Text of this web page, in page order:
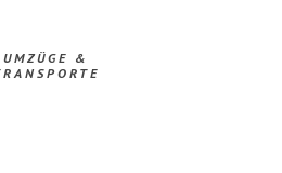
UMZÜGE &